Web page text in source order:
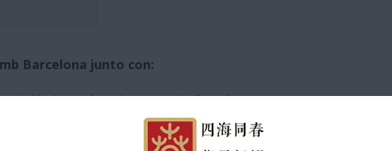
Barcelona junto con:
Grupo de artistas Huaxing Barcelona